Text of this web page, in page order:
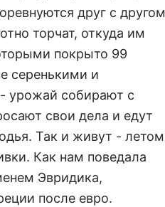
друг с другом
торчат, откуда им
покрыто 99
серенькими и
урожай собирают с
свои дела и едут
Так и живут - летом
Как нам поведала
Эвридика,
после евро.